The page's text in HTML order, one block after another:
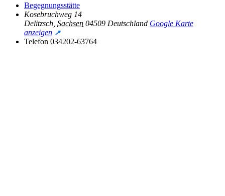
Begegnungsstätte
Kosebruchweg 14
Delitzsch Sachsen 04509 Deutschland Google Karte
anzeigen
Telefon 034202-63764